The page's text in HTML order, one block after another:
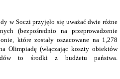
w Soczi przyjęło się uważać dwie różne
(bezpośrednio na przeprowadzenie
które zostały oszacowane na 1,278
Olimpiadę (włączając koszty obiektów
to środki z budżetu państwa.